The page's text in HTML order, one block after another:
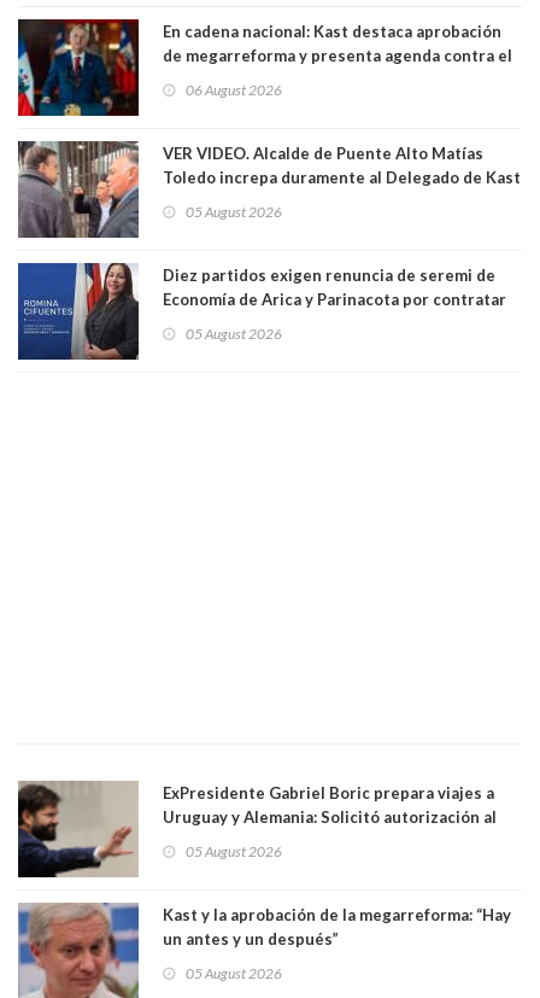
En cadena nacional: Kast destaca aprobación
de megarreforma y presenta agenda contra el
06 August 2026
VER VIDEO. Alcalde de Puente Alto Matías
Toledo increpa duramente al Delegado de Kast
delegado nuevamente arrancando"
05 August 2026
Diez partidos exigen renuncia de seremi de
Economía de Arica y Parinacota por contratar
una militante de RN, detenida con 47 kilos de
05 August 2026
ExPresidente Gabriel Boric prepara viajes a
Uruguay y Alemania: Solicitó autorización al
05 August 2026
Kast y la aprobación de la megarreforma: “Hay
un antes y un después”
05 August 2026